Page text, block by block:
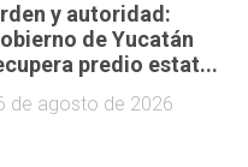
y autoridad:
de Yucatán
predio estat...
de agosto de 2026